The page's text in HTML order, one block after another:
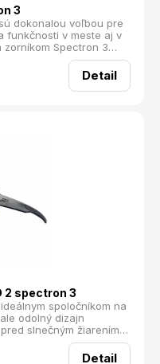
3
dokonalou voľbou pre
funkčnosti v meste aj v
Spectron 3
ochranu pred
na všetky
Ready umožňuje
si ich môžete
Detail
2 spectron 3
spoločníkom na
odolný dizajn
slnečným žiarením,
ferraty alebo
efektívne chránia zrak
Detail